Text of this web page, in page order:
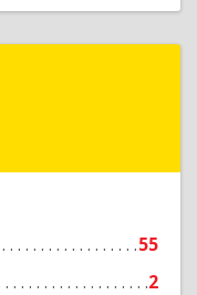
55
2